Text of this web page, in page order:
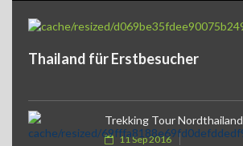
Thailand für Erstbesucher
Trekking Tour Nordthailand
11 Sep 2016